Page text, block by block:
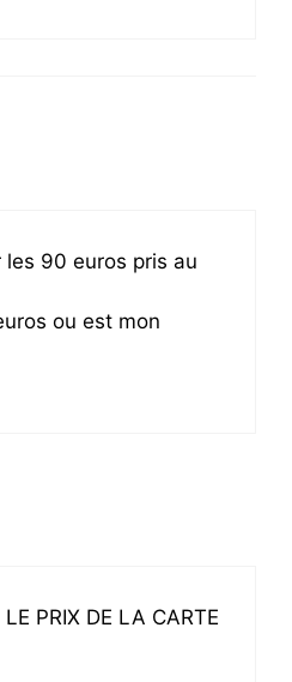
90 euros pris au
ou est mon
LE PRIX DE LA CARTE